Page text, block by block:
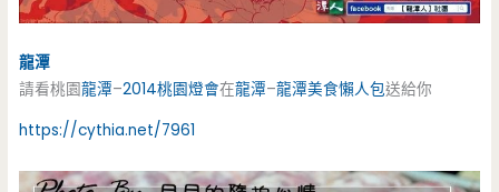
龍潭
請看桃園龍潭–2014桃園燈會在龍潭–龍潭美食懶人包送給你
https://cythia.net/7961